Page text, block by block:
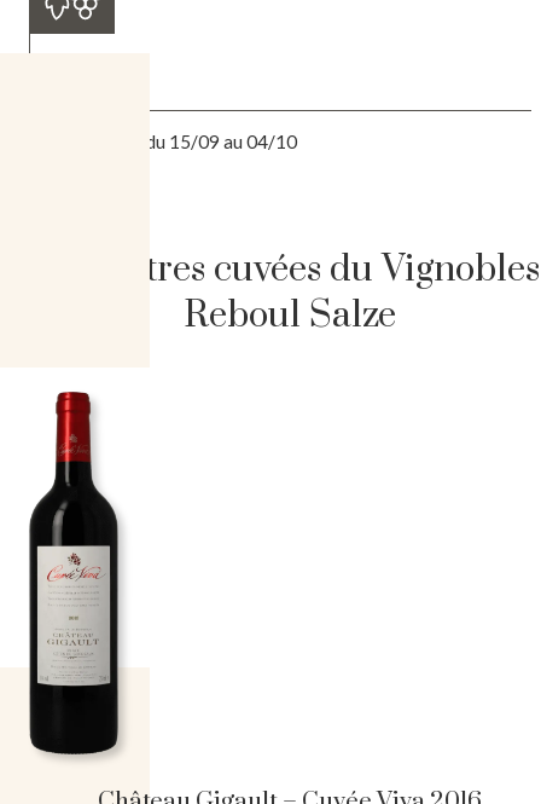
Mécanique du 15/09 au 04/10
Les autres cuvées du Vignobles
Reboul Salze